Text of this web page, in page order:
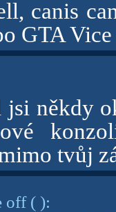
canis
GTA
jsi někdy
tvůj
off( ):